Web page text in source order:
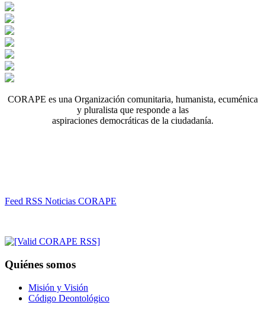
CORAPE es una Organización comunitaria, humanista, ecuménica
y pluralista que responde a las
aspiraciones democráticas de la ciudadanía.
Feed RSS Noticias CORAPE
Quiénes somos
Misión y Visión
Código Deontológico